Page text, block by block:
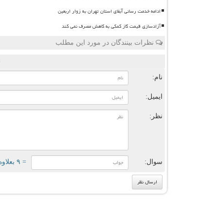
ادامه خدمت رسانی آبفای استان تهران به زوار اربعین
آزادسازی قیمت گاز کمکی به کاهش مصرف نمی کند
نظرات بینندگان در مورد این مطلب
نام:
ایمیل:
نظر:
سوال: = ۹ بعلاوه ۳